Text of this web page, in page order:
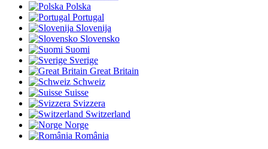
Polska
Portugal
Slovenija
Slovensko
Suomi
Sverige
Great Britain
Schweiz
Suisse
Svizzera
Switzerland
Norge
România